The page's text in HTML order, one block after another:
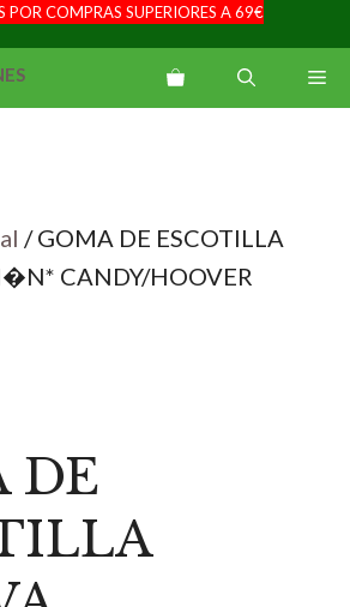
POR COMPRAS SUPERIORES A 69€
/ GOMA DE ESCOTILLA
CANDY/HOOVER
DE